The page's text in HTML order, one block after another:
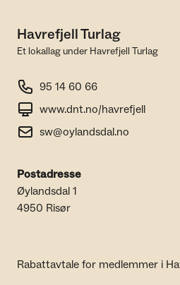
Havrefjell Turlag
Et lokallag under Havrefjell Turlag
95 14 60 66
www.dnt.no/havrefjell
sw@oylandsdal.no
Postadresse
Øylandsdal 1
4950 Risør
Rabattavtale for medlemmer i